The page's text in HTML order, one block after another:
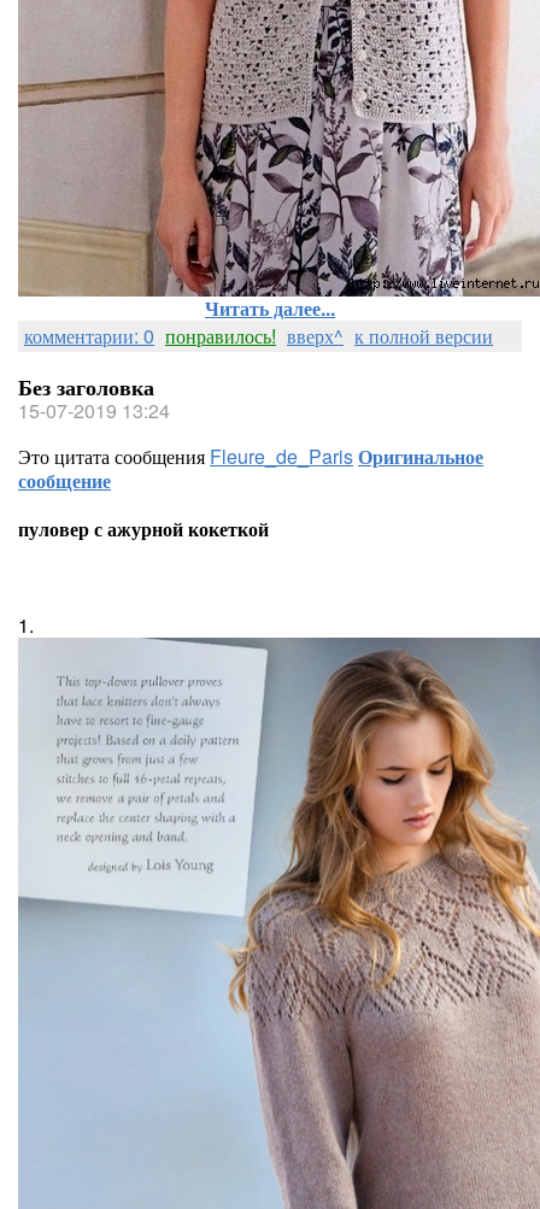
Читать далее...
комментарии: 0 понравилось! вверх^ к полной версии
Без заголовка
15-07-2019 13:24
Это цитата сообщения Fleure_de_ParisОригинальное
сообщение
пуловер с ажурной кокеткой
1.